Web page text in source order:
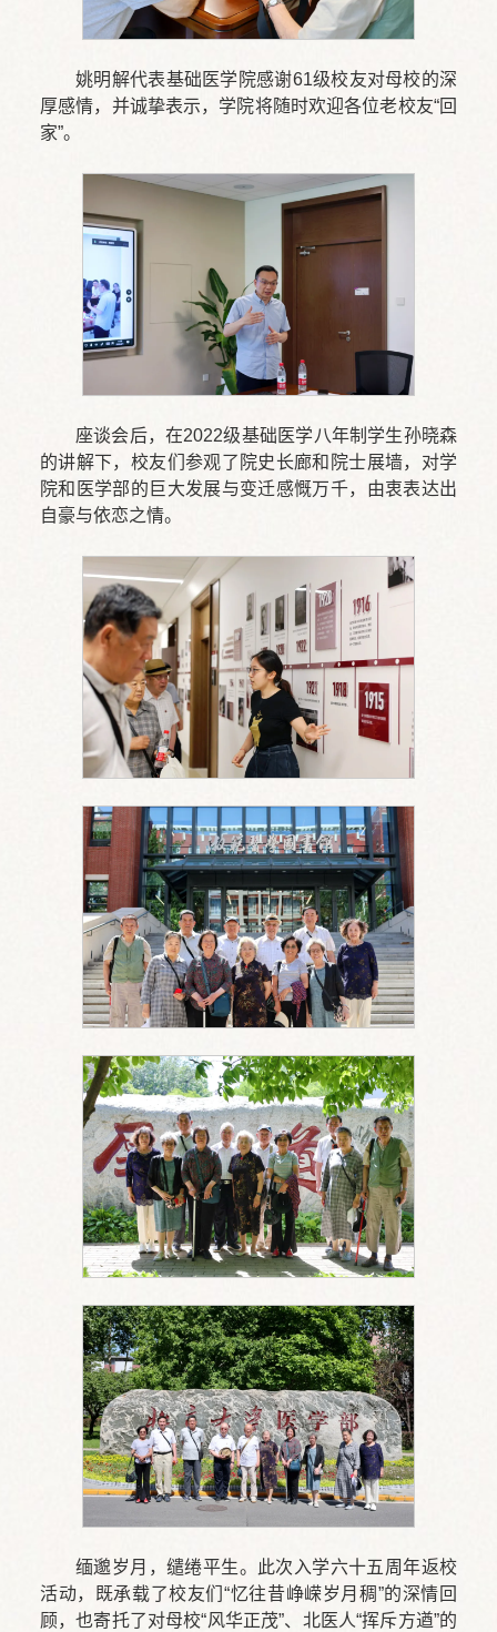
姚明解代表基础医学院感谢61级校友对母校的深
厚感情，并诚挚表示，学院将随时欢迎各位老校友“回
家”。
座谈会后，在2022级基础医学八年制学生孙晓森
的讲解下，校友们参观了院史长廊和院士展墙，对学
院和医学部的巨大发展与变迁感慨万千，由衷表达出
自豪与依恋之情。
缅邈岁月，缱绻平生。此次入学六十五周年返校
活动，既承载了校友们“忆往昔峥嵘岁月稠”的深情回
顾，也寄托了对母校“风华正茂”、北医人“挥斥方遒”的